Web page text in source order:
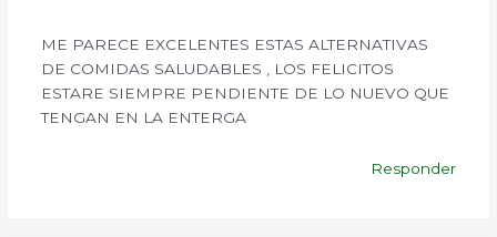
ME PARECE EXCELENTES ESTAS ALTERNATIVAS
DE COMIDAS SALUDABLES , LOS FELICITOS
ESTARE SIEMPRE PENDIENTE DE LO NUEVO QUE
TENGAN EN LA ENTERGA
Responder